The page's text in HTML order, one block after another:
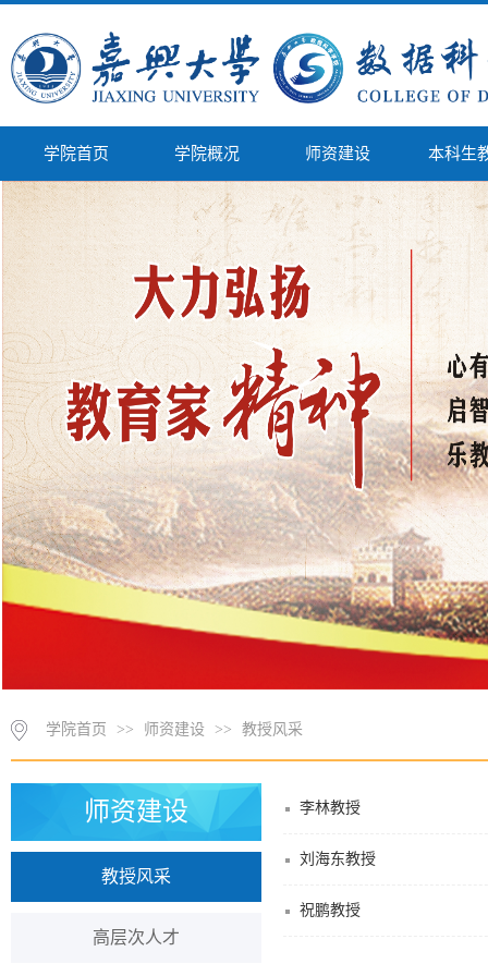
学院首页 学院概况 师资建设 本科生
学院首页 >> 师资建设 >> 教授风采
师资建设
教授风采
高层次人才
李林教授
刘海东教授
祝鹏教授